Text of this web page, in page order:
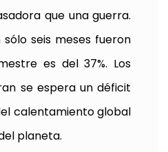
que una guerra.
seis meses fueron
es del 37%. Los
se espera un déficit
calentamiento global
planeta.